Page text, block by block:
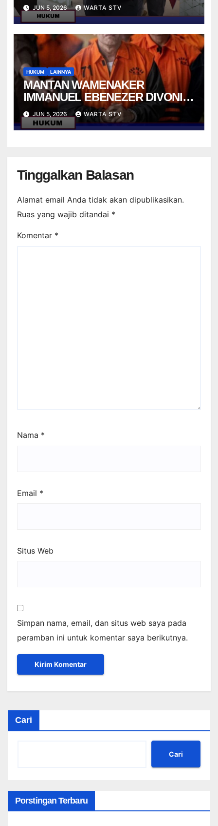
JUN 5, 2026 WARTA STV
HUKUM LAINNYA
MANTAN WAMENAKER
IMMANUEL EBENEZER DIVONIS
4,5 TAHUN PENJARA ATAS
KASUS SUAP K3
JUN 5, 2026 WARTA STV
Tinggalkan Balasan
Alamat email Anda tidak akan dipublikasikan.
Ruas yang wajib ditandai *
Komentar *
Nama *
Email *
Situs Web
Simpan nama, email, dan situs web saya pada
peramban ini untuk komentar saya berikutnya.
Cari
Cari
Porstingan Terbaru